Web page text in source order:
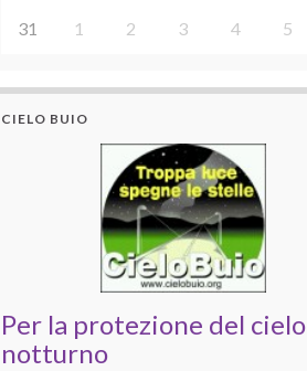
31 1 2 3 4 5
CIELO BUIO
Per la protezione del cielo
notturno